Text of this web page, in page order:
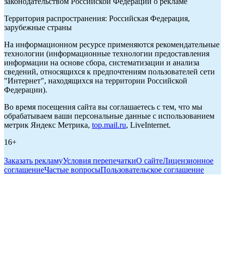
Территория распространения: Российская Федерация,
зарубежные страны
На информационном ресурсе применяются рекомендательные
технологии (информационные технологии предоставления
информации на основе сбора, систематизации и анализа
сведений, относящихся к предпочтениям пользователей сети
"Интернет", находящихся на территории Российской
Федерации).
Во время посещения сайта вы соглашаетесь с тем, что мы
обрабатываем ваши персональные данные с использованием
метрик Яндекс Метрика, top.mail.ru, LiveInternet.
16+
Заказать рекламуУсловия перепечаткиО сайтеЛицензионное
соглашениеЧастые вопросыПользовательское соглашение